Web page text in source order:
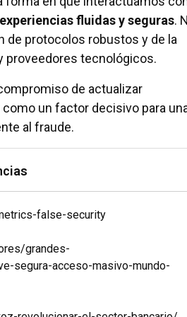
experiencias fluidas y seguras.
de protocolos robustos y de la
proveedores tecnológicos.
de actualizar
un factor decisivo para
al fraude.
false-security
grandes-
segura-acceso-masivo-mundo-